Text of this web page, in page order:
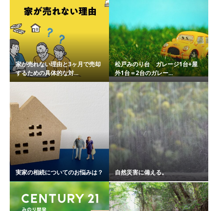
家が売れない理由と3ヶ月で売却
するための具体的な対...
松戸みのり台 ガレージ1台+屋
外1台＝2台のガレー...
実家の相続についてのお悩みは？ 自然災害に備える。